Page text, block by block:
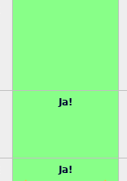
Ja!
Ja!